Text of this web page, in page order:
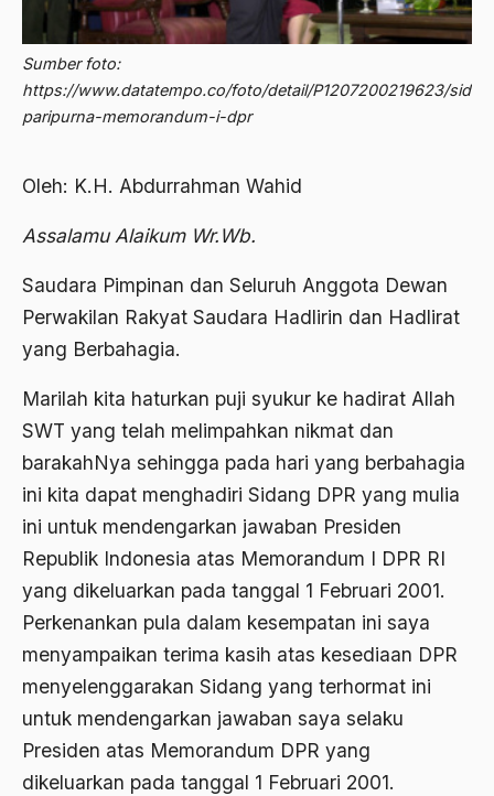
Sumber foto:
https://www.datatempo.co/foto/detail/P1207200219623/
paripurna-memorandum-i-dpr
Oleh: K.H. Abdurrahman Wahid
Assalamu Alaikum Wr.Wb.
Saudara Pimpinan dan Seluruh Anggota Dewan
Perwakilan Rakyat Saudara Hadlirin dan Hadlirat
yang Berbahagia.
Marilah kita haturkan puji syukur ke hadirat Allah
SWT yang telah melimpahkan nikmat dan
barakahNya sehingga pada hari yang berbahagia
ini kita dapat menghadiri Sidang DPR yang mulia
ini untuk mendengarkan jawaban Presiden
Republik Indonesia atas Memorandum I DPR RI
yang dikeluarkan pada tanggal 1 Februari 2001.
Perkenankan pula dalam kesempatan ini saya
menyampaikan terima kasih atas kesediaan DPR
menyelenggarakan Sidang yang terhormat ini
untuk mendengarkan jawaban saya selaku
Presiden atas Memorandum DPR yang
dikeluarkan pada tanggal 1 Februari 2001.
2011
2010
2008
2007
2005
2004
2003
2002
2000
1999
1998
1997
1996
1994
Abdi Masyarakat
abdul wahid hasyim
Abdullah Badawi
Abdullah Syafi'i
Abdurrahman Addakhil
abdurrahman wahid
Abolisi
Aboulhasan Bani Sadr
abri
Abu AMrin Ibnu Alla'
Abu Bakar Ba’asyir
Abu Hanifah
abu jihad
Abu Sangkan
Abu Zayd
Aceh
Ad-daulah
Adagium